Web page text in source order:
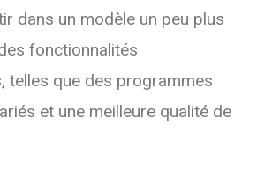
dans un modèle un peu plus
fonctionnalités
telles que des programmes
et une meilleure qualité de